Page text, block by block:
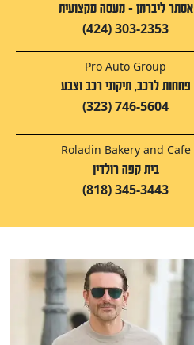
אסתר ליברמן - מעסה מקצועית
(424) 303-2353
Pro Auto Group
פחחות לרכב, תיקוני רכב וצבע
(323) 746-5604
Roladin Bakery and Cafe
בית קפה רולדין
(818) 345-3443